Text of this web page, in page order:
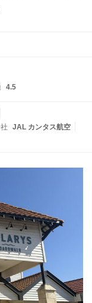
4.5
JAL カンタス航空